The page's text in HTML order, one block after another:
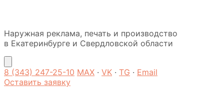
Наружная реклама, печать и производство
в Екатеринбурге и Свердловской области
8 (343) 247-25-10 MAX · VK · TG · Email
Оставить заявку